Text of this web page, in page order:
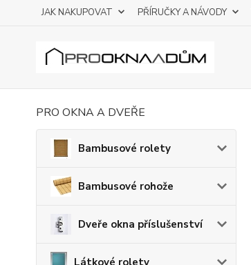
JAK NAKUPOVAT PŘÍRUČKY A NÁVODY
PRO OKNA A DVEŘE
Bambusové rolety
Bambusové rohože
Dveře okna příslušenství
Látkové rolety